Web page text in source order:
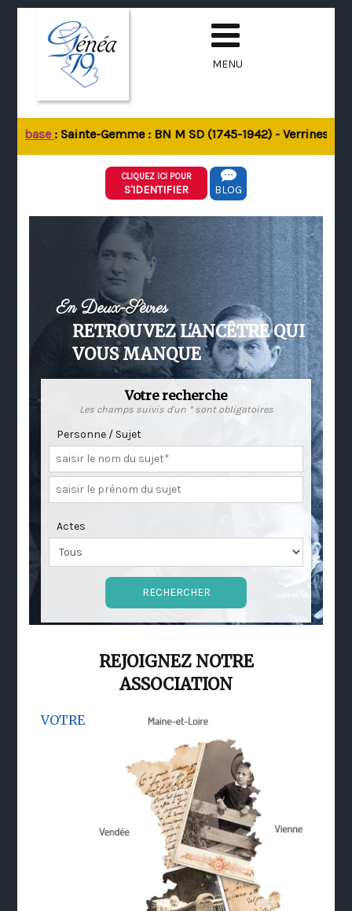
MENU
base: Sainte-Gemme : BN M SD (1745-1942) - Verrines-
CLIQUEZ ICI POUR
S'IDENTIFIER BLOG
En Deux-Sèvres
RETROUVEZ L'ANCÊTRE QUI
VOUS MANQUE
Votre recherche
Les champs suivis d'un * sont obligatoires
Personne / Sujet
Actes
REJOIGNEZ NOTRE
ASSOCIATION
VOTRE